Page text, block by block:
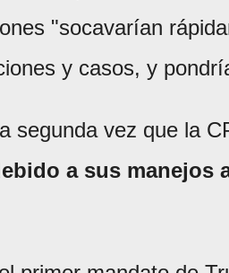
"socavarían
y casos, y
segunda vez que la
a sus manejos